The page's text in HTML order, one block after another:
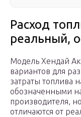
Расход
реальный,
Модель Хендай
вариантов для
затраты топлива
обозначенными
производителя,
отличаются от